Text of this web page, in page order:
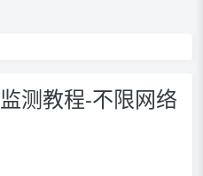
测教程-不限网络